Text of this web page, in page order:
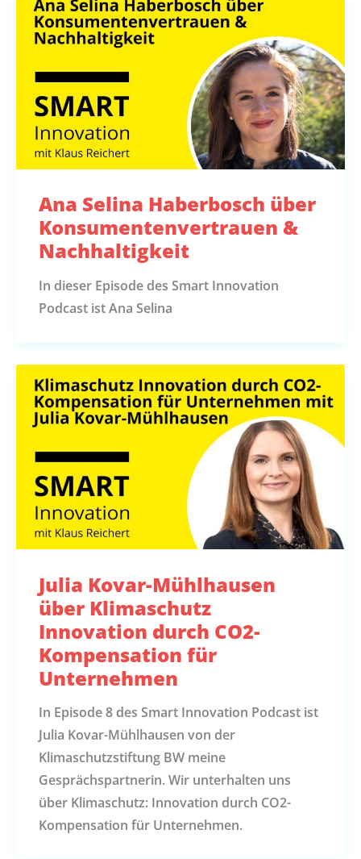
Ana Selina Haberbosch über
Konsumentenvertrauen &
Nachhaltigkeit
In dieser Episode des Smart Innovation
Podcast ist Ana Selina
Julia Kovar-Mühlhausen
über Klimaschutz
Innovation durch CO2-
Kompensation für
Unternehmen
In Episode 8 des Smart Innovation Podcast ist
Julia Kovar-Mühlhausen von der
Klimaschutzstiftung BW meine
Gesprächspartnerin. Wir unterhalten uns
über Klimaschutz: Innovation durch CO2-
Kompensation für Unternehmen.